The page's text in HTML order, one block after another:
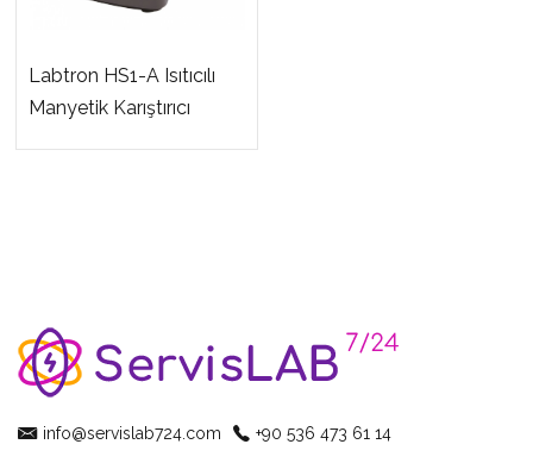
Labtron HS1-A Isıtıcılı
Manyetik Karıştırıcı
info@servislab724.com +90 536 473 61 14